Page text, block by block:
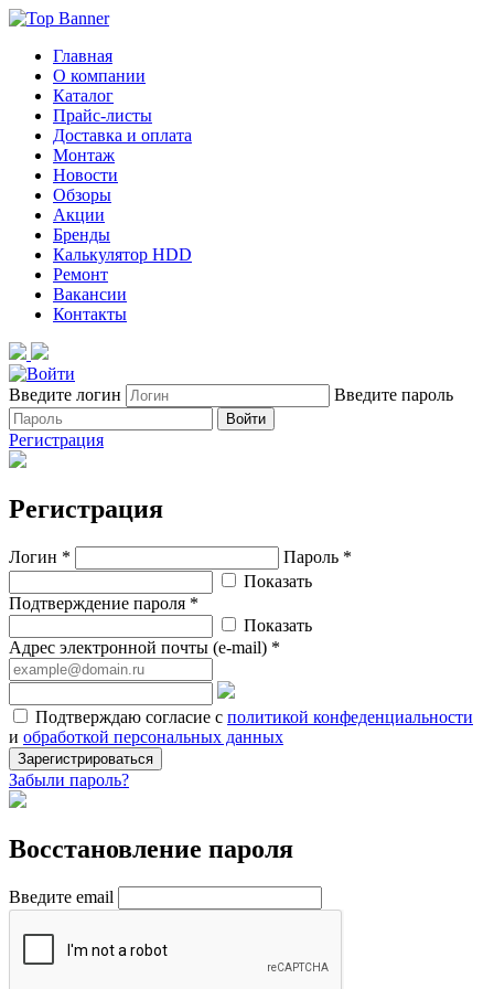
Главная
О компании
Каталог
Прайс-листы
Доставка и оплата
Монтаж
Новости
Обзоры
Акции
Бренды
Калькулятор HDD
Ремонт
Вакансии
Контакты
Введите логин Введите пароль
Войти
Регистрация
Регистрация
Логин *
Пароль *
Показать
Подтверждение пароля *
Показать
Адрес электронной почты (e-mail) *
Подтверждаю согласие с политикой конфеденциальности
и обработкой персональных данных
Зарегистрироваться
Забыли пароль?
Восстановление пароля
Введите email